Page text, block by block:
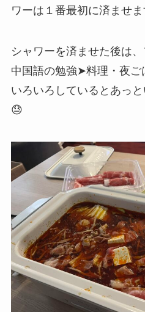
ワーは１番最初に済ませま
シャワーを済ませた後は
中国語の勉強➤料理・夜ご
いろいろしているとあっ
😓